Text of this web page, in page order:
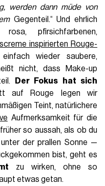
werden dann müde von
Gegenteil.“ Und ehrlich
pfirsichfarbenen,
inspirierten Rouge-
wieder saubere,
nicht, dass Make-up
Der Fokus hat sich
auf Rouge legen wir
Teint, natürlichere
Aufmerksamkeit für die
so aussah, als ob du
der prallen Sonne —
bist, geht es
zu wirken, ohne so
etwas getan.